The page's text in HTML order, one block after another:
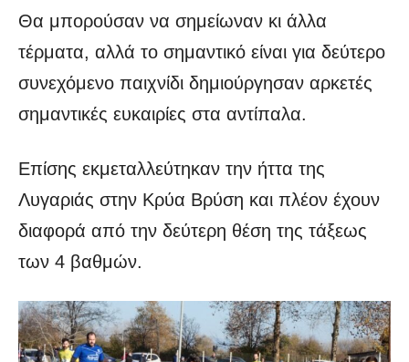
Θα μπορούσαν να σημείωναν κι άλλα
τέρματα, αλλά το σημαντικό είναι για δεύτερο
συνεχόμενο παιχνίδι δημιούργησαν αρκετές
σημαντικές ευκαιρίες στα αντίπαλα.
Επίσης εκμεταλλεύτηκαν την ήττα της
Λυγαριάς στην Κρύα Βρύση και πλέον έχουν
διαφορά από την δεύτερη θέση της τάξεως
των 4 βαθμών.